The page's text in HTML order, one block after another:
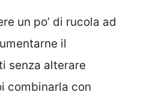
un po’ di rucola ad
il
senza alterare
combinarla con